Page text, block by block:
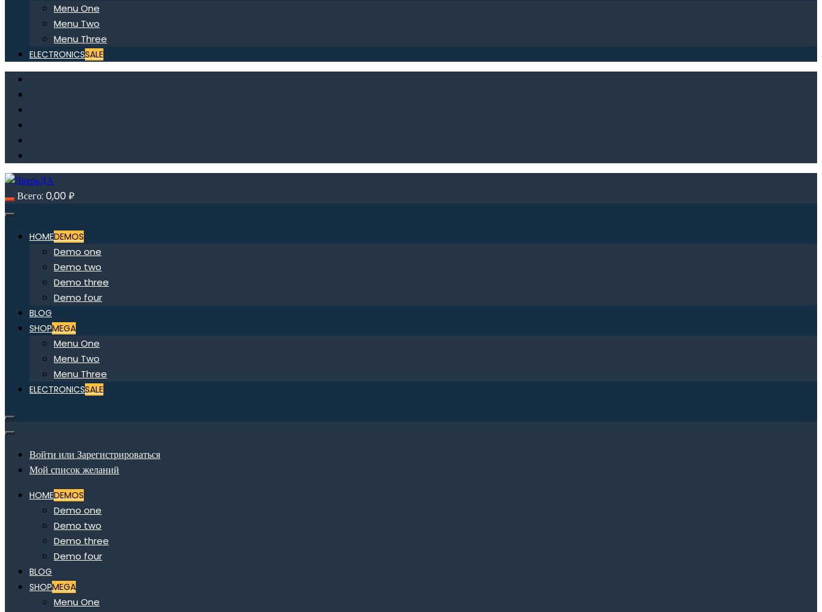
Menu One
Menu Two
Menu Three
ELECTRONICSSALE
Всего: 0,00₽
HOMEDEMOS
Demo one
Demo two
Demo three
Demo four
BLOG
SHOPMEGA
Menu One
Menu Two
Menu Three
ELECTRONICSSALE
Войти или Зарегистрироваться
Мой список желаний
HOMEDEMOS
Demo one
Demo two
Demo three
Demo four
BLOG
SHOPMEGA
Menu One